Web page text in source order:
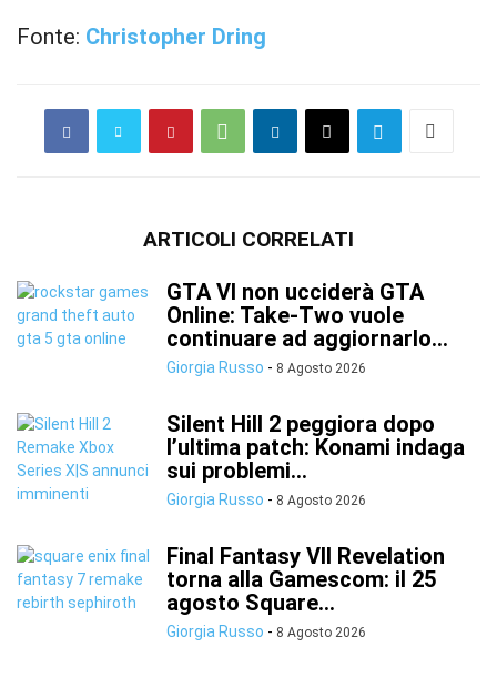
Fonte: Christopher Dring
ARTICOLI CORRELATI
GTA VI non ucciderà GTA
Online: Take-Two vuole
continuare ad aggiornarlo...
Giorgia Russo - 8 Agosto 2026
Silent Hill 2 peggiora dopo
l’ultima patch: Konami indaga
sui problemi...
Giorgia Russo - 8 Agosto 2026
Final Fantasy VII Revelation
torna alla Gamescom: il 25
agosto Square...
Giorgia Russo - 8 Agosto 2026